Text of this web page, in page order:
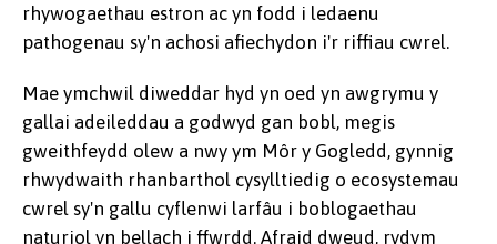
rhywogaethau estron ac yn fodd i ledaenu
pathogenau sy'n achosi afiechydon i'r riffiau cwrel.
Mae ymchwil diweddar hyd yn oed yn awgrymu y
gallai adeileddau a godwyd gan bobl, megis
gweithfeydd olew a nwy ym Môr y Gogledd, gynnig
rhwydwaith rhanbarthol cysylltiedig o ecosystemau
cwrel sy'n gallu cyflenwi larfâu i boblogaethau
naturiol yn bellach i ffwrdd. Afraid dweud, rydym